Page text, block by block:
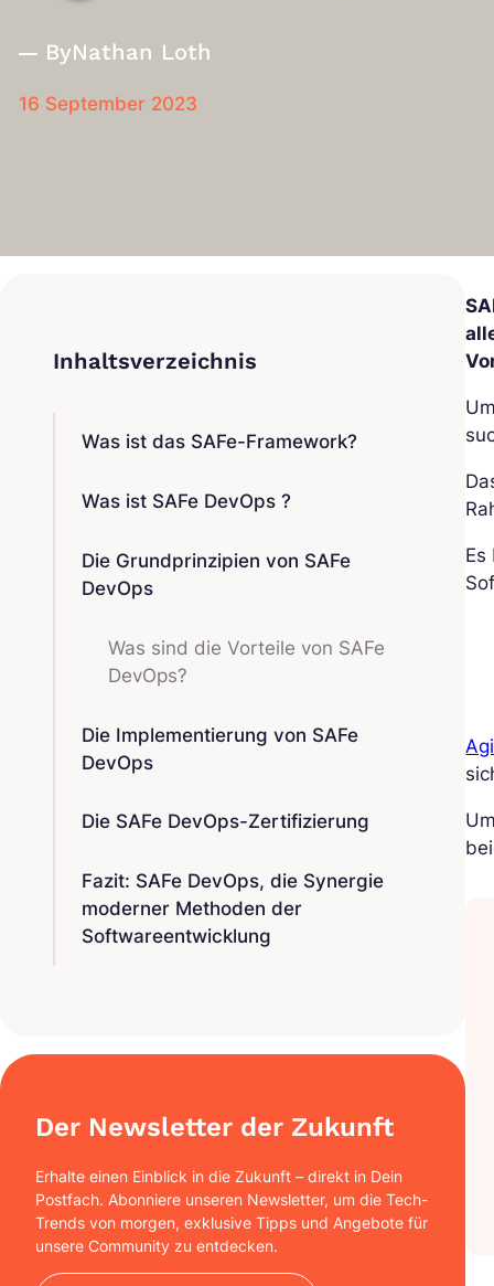
ByNathan Loth
16 September 2023
Was ist das SAFe-Framework?
Was ist SAFe DevOps ?
Die Grundprinzipien von SAFe
DevOps
Was sind die Vorteile von SAFe
DevOps?
Die Implementierung von SAFe
DevOps
Die SAFe DevOps-Zertifizierung
Fazit: SAFe DevOps, die Synergie
moderner Methoden der
Softwareentwicklung
Der Newsletter der Zukunft
Erhalte einen Einblick in die Zukunft – direkt in Dein
Postfach. Abonniere unseren Newsletter, um die Tech-
Trends von morgen, exklusive Tipps und Angebote für
unsere Community zu entdecken.
Es